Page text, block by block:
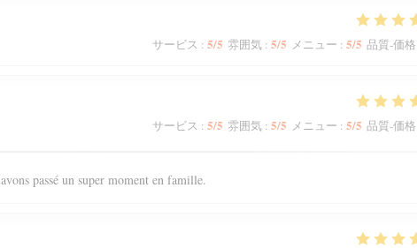
サービス : 5/5 雰囲気 : 5/5 メニュー : 5/5 品質-価格
サービス : 5/5 雰囲気 : 5/5 メニュー : 5/5 品質-価格
passé un super moment en famille.